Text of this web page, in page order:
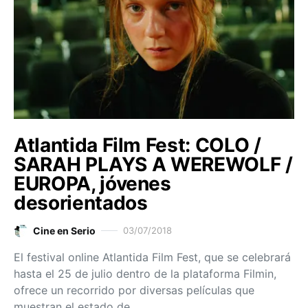
Atlantida Film Fest: COLO /
SARAH PLAYS A WEREWOLF /
EUROPA, jóvenes
desorientados
Cine en Serio 03/07/2018
El festival online Atlantida Film Fest, que se celebrará
hasta el 25 de julio dentro de la plataforma Filmin,
ofrece un recorrido por diversas películas que